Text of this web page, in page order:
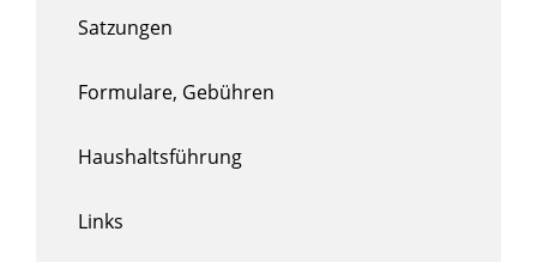
Satzungen
Formulare, Gebühren
Haushaltsführung
Links